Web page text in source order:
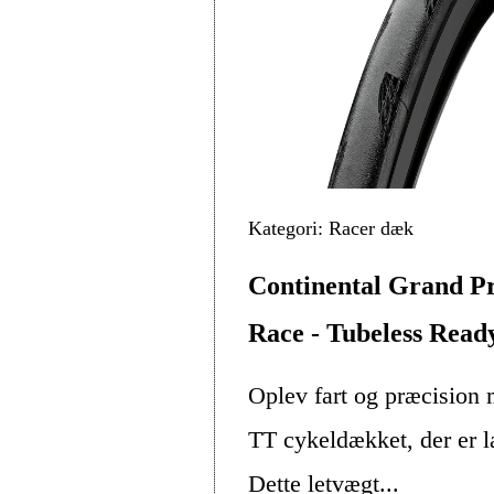
Kategori: Racer dæk
Continental Grand
Race - Tubeless
Oplev fart og præcision
TT cykeldækket, der er
Dette letvægt...